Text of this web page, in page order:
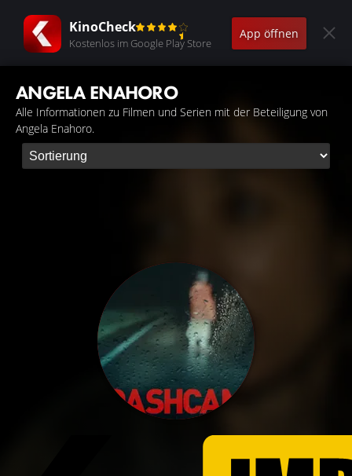
KinoCheck
Kostenlos im Google Play Store
App öffnen
ANGELA ENAHORO
Alle Informationen zu Filmen und Serien mit der Beteiligung von
Angela Enahoro.